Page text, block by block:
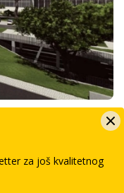
će 15
početak gradnje
za još kvalitetnog